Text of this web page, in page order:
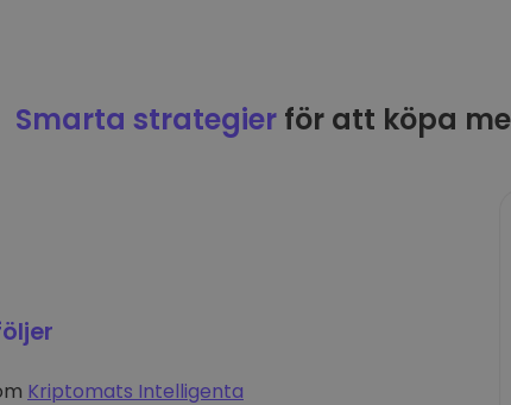
Smarta strategier för att köpa
Kriptomats Intelligenta